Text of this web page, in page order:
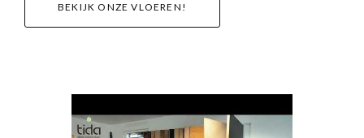
BEKIJK ONZE VLOEREN!